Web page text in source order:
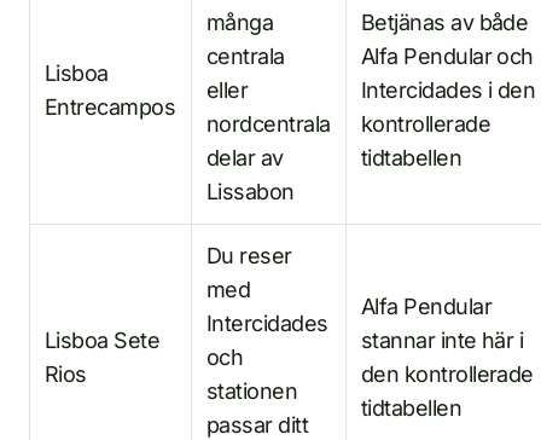
Lisboa
Entrecampos
många
centrala
eller
nordcentrala
delar av
Lissabon
Betjänas av både
Alfa Pendular och
Intercidades i den
kontrollerade
tidtabellen
Lisboa Sete
Rios
Du reser
med
Intercidades
och
stationen
passar ditt
Alfa Pendular
stannar inte här i
den kontrollerade
tidtabellen